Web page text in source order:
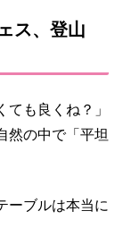
ス、登山
も良くね？」
然の中で「平坦
ーブルは本当に